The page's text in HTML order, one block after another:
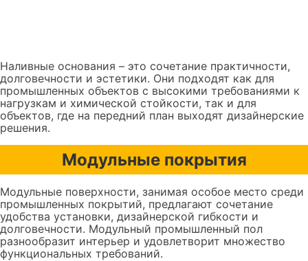
Наливные основания – это сочетание практичности,
долговечности и эстетики. Они подходят как для
промышленных объектов с высокими требованиями к
нагрузкам и химической стойкости, так и для
объектов, где на передний план выходят дизайнерские
решения.
Модульные покрытия
Модульные поверхности, занимая особое место среди
промышленных покрытий, предлагают сочетание
удобства установки, дизайнерской гибкости и
долговечности. Модульный промышленный пол
разнообразит интерьер и удовлетворит множество
функциональных требований.